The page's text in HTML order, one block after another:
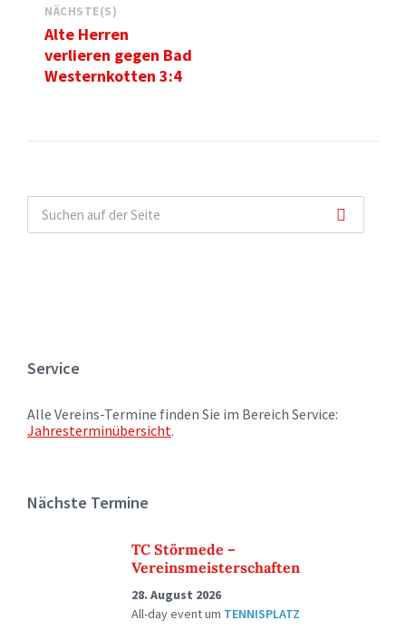
NÄCHSTE(S)
Alte Herren
verlieren gegen Bad
Westernkotten 3:4
Service
Alle Vereins-Termine finden Sie im Bereich Service:
Jahresterminübersicht.
Nächste Termine
TC Störmede –
Vereinsmeisterschaften
28. August 2026
All-day eventum TENNISPLATZ